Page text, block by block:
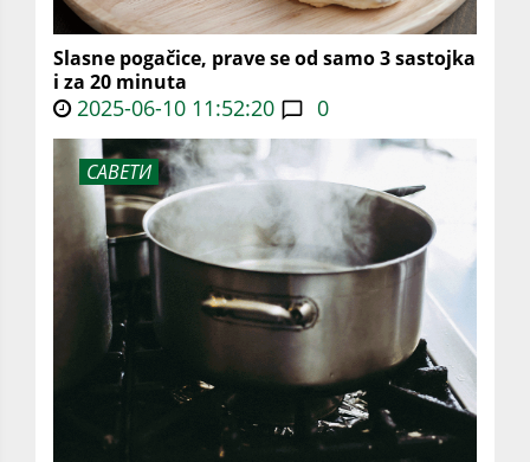
Slasne pogačice, prave se od samo 3 sastojka
i za 20 minuta
2025-06-10 11:52:20 0
САВЕТИ